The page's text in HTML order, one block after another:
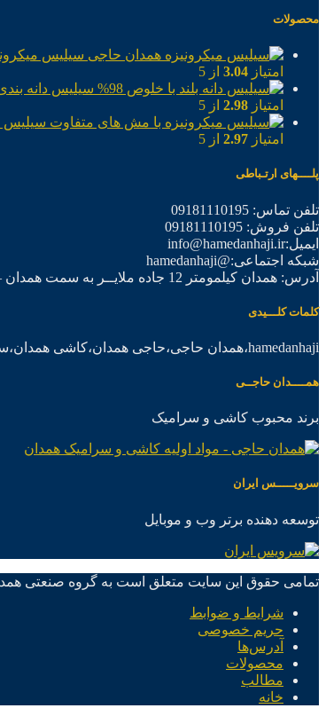
محصولات
سیلیس
امتیاز 3.04 از 5
سیلیس دانه بندی
امتیاز 2.98 از 5
سیلیس
امتیاز 2.97 از 5
پلــــهای ارتـباطی
تلفن تماس: 09181110195
تلفن فروش: 09181110195
ایمیل:info@hamedanhaji.ir
شبکه اجتماعی:@hamedanhaji
آدرس: همدان کیلمومتر 12 جاده ملایــر به سمت همدان – بعد از ایستگاه برق فرعی اول – شرکت تولیدی همدان حاجی
کلمات کلـــیدی
hamedanhaji،همدان حاجی،حاجی همدان،کاشی همدان،سرامیک همدان،موادکاشی سرامیک
همــــدان حاجــی
برند محبوب کاشی و سرامیک
سرویـــــس ایران
توسعه دهنده برتر وب و موبایل
تمامی حقوق این سایت متعلق است به گروه صنعتی
شرایط و ضوابط
حریم خصوصی
آدرس‌ها
محصولات
مطالب
خانه